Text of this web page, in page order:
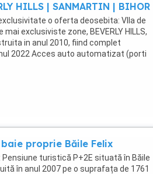
HILLS | SANMARTIN | BIHOR
o oferta deosebita: VIla de
exclusiviste zone, BEVERLY HILLS,
in anul 2010, fiind complet
2022 Acces auto automatizat (porti
proprie Băile Felix
Pensiune turistică P+2E situată în Băile
în anul 2007 pe o suprafața de 1761